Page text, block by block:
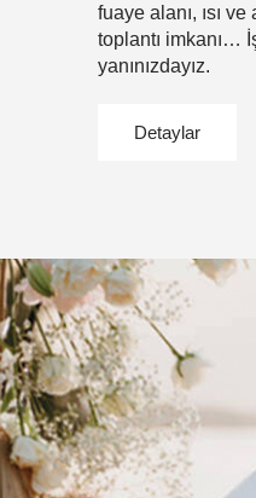
fuaye alanı, ısı
toplantı imkanı…
yanınızdayız.
Detaylar